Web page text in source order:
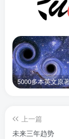
上一篇
未来三年趋势